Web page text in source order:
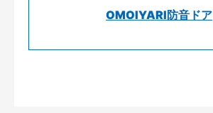
OMOIYARI防音ドア